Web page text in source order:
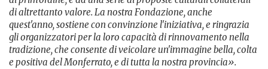
di altrettanto valore. La nostra Fondazione, anche
quest'anno, sostiene con convinzione l'iniziativa, e ringrazia
gli organizzatori per la loro capacità di rinnovamento nella
tradizione, che consente di veicolare un'immagine bella, colta
e positiva del Monferrato, e di tutta la nostra provincia».